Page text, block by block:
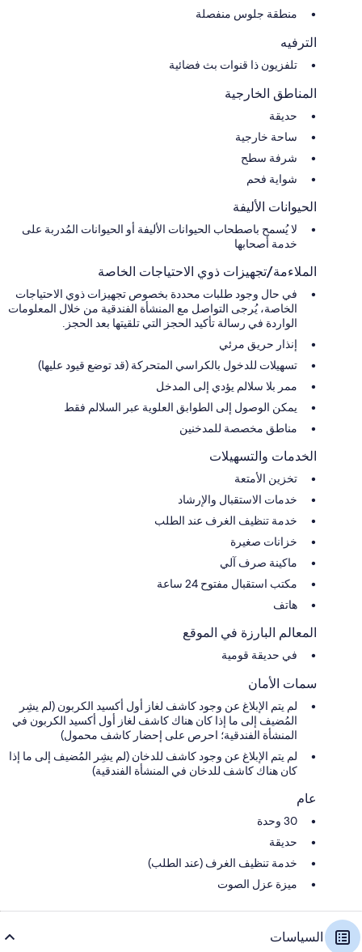
منطقة جلوس منفصلة
الترفيه
تلفزيون ذا قنوات بث فضائية
المناطق الخارجية
حديقة
ساحة خارجية
شرفة سطح
شواية فحم
الحيوانات الأليفة
لا يُسمح باصطحاب الحيوانات الأليفة أو الحيوانات المُدربة على
خدمة أصحابها
الملاءمة/تجهيزات ذوي الاحتياجات الخاصة
في حال وجود طلبات محددة بخصوص تجهيزات ذوي الاحتياجات
الخاصة، يُرجى التواصل مع المنشأة الفندقية من خلال المعلومات
الواردة في رسالة تأكيد الحجز التي تلقيتها بعد الحجز.
إنذار حريق مرئي
تسهيلات للدخول بالكراسي المتحركة (قد توضع قيود عليها)
ممر بلا سلالم يؤدي إلى المدخل
يمكن الوصول إلى الطوابق العلوية عبر السلالم فقط
مناطق مخصصة للمدخنين
الخدمات والتسهيلات
تخزين الأمتعة
خدمات الاستقبال والإرشاد
خدمة تنظيف الغرف عند الطلب
خزانات صغيرة
ماكينة صرف آلي
مكتب استقبال مفتوح 24 ساعة
هاتف
المعالم البارزة في الموقع
في حديقة قومية
سمات الأمان
لم يتم الإبلاغ عن وجود كاشف لغاز أول أكسيد الكربون (لم يشِر
المُضيف إلى ما إذا كان هناك كاشف لغاز أول أكسيد الكربون في
المنشأة الفندقية؛ احرص على إحضار كاشف محمول)
لم يتم الإبلاغ عن وجود كاشف للدخان (لم يشِر المُضيف إلى ما إذا
كان هناك كاشف للدخان في المنشأة الفندقية)
عام
30 وحدة
حديقة
خدمة تنظيف الغرف (عند الطلب)
ميزة عزل الصوت
السياسات